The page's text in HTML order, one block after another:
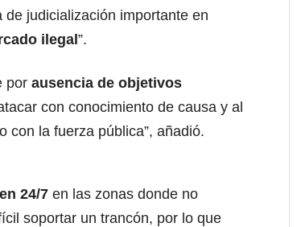
de judicialización importante en
ilegal”.
por ausencia de objetivos
con conocimiento de causa y al
con la fuerza pública”, añadió.
24/7 en las zonas donde no
soportar un trancón, por lo que